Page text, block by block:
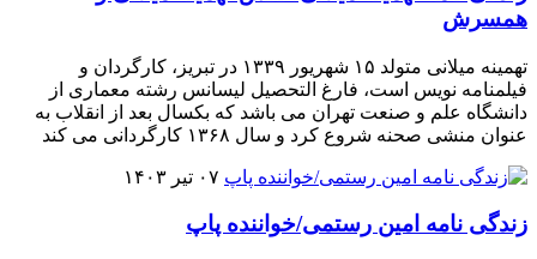
همسرش
تهمینه میلانی متولد ۱۵ شهریور ۱۳۳۹ در تبریز، کارگردان و
فیلمنامه نویس است، فارغ التحصیل لیسانس رشته معماری از
دانشگاه علم و صنعت تهران می باشد که بکسال بعد از انقلاب به
عنوان منشی صحنه شروع کرد و سال ۱۳۶۸ کارگردانی می کند
۰۷ تیر ۱۴۰۳
زندگی نامه امین رستمی/خواننده پاپ